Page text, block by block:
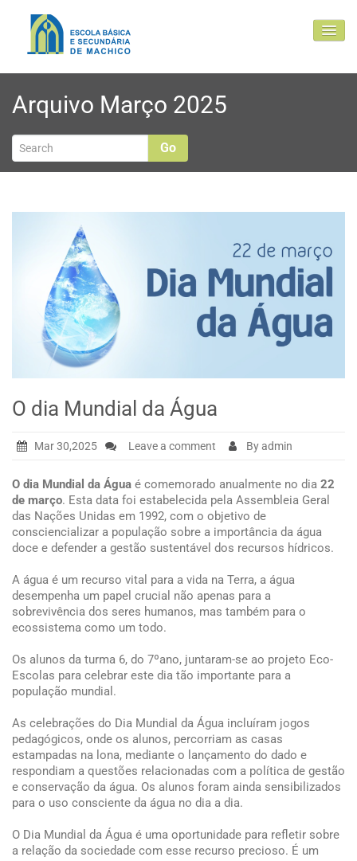
EBSM
Comunidade Educativa
Clubes e projetos
Atualidade
Arquivo Março 2025
Go
O dia Mundial da Água
Mar 30,2025 Leave a comment By admin
O dia Mundial da Água é comemorado anualmente no dia 22
de março. Esta data foi estabelecida pela Assembleia Geral
das Nações Unidas em 1992, com o objetivo de
consciencializar a população sobre a importância da água
doce e defender a gestão sustentável dos recursos hídricos.
A água é um recurso vital para a vida na Terra, a água
desempenha um papel crucial não apenas para a
sobrevivência dos seres humanos, mas também para o
ecossistema como um todo.
Os alunos da turma 6, do 7ºano, juntaram-se ao projeto Eco-
Escolas para celebrar este dia tão importante para a
população mundial.
As celebrações do Dia Mundial da Água incluíram jogos
pedagógicos, onde os alunos, percorriam as casas
estampadas na lona, mediante o lançamento do dado e
respondiam a questões relacionadas com a política de gestão
e conservação da água. Os alunos foram ainda sensibilizados
para o uso consciente da água no dia a dia.
O Dia Mundial da Água é uma oportunidade para refletir sobre
a relação da sociedade com esse recurso precioso. É um